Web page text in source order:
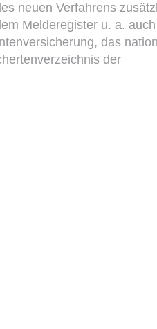
neuen Verfahrens
Melderegister u. a.
das
der